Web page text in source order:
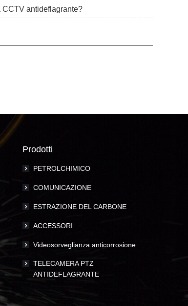
CCTV antideflagrante?
Prodotti
PETROLCHIMICO
COMUNICAZIONE
ESTRAZIONE DEL CARBONE
ACCESSORI
Videosorveglianza anticorrosione
TELECAMERA PTZ
ANTIDEFLAGRANTE